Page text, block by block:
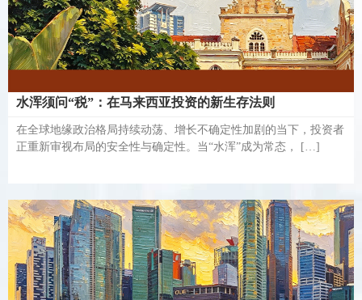
水浑须问“税”：在马来西亚投资的新生存法则
在全球地缘政治格局持续动荡、增长不确定性加剧的当下，投资者
正重新审视布局的安全性与确定性。当“水浑”成为常态， […]